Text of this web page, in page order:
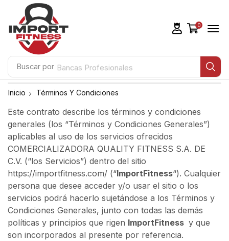
Buscar por Bancas Profesionales
0
Inicio Términos Y Condiciones
Este contrato describe los términos y condiciones
generales (los “Términos y Condiciones Generales”)
aplicables al uso de los servicios ofrecidos
COMERCIALIZADORA QUALITY FITNESS S.A. DE
C.V. (“los Servicios”) dentro del sitio
https://importfitness.com/ (“ImportFitness“). Cualquier
persona que desee acceder y/o usar el sitio o los
servicios podrá hacerlo sujetándose a los Términos y
Condiciones Generales, junto con todas las demás
políticas y principios que rigen ImportFitness y que
son incorporados al presente por referencia.